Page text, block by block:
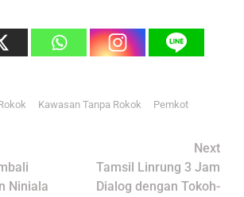
Kawasan Tanpa Rokok
Pemkot
Niniala
Next
Tamsil Linrung 3 Jam
Dialog dengan Tokoh-